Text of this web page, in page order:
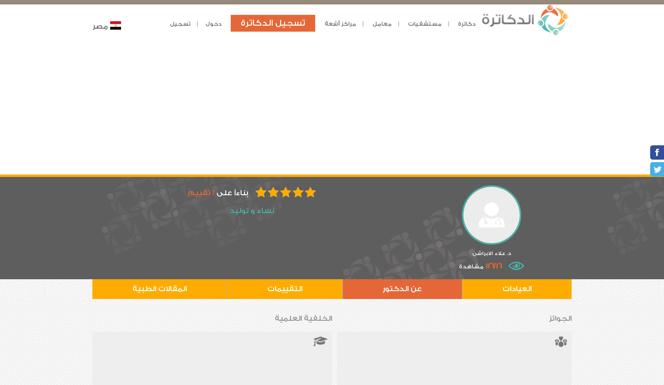
دكاترة مستشفيات معامل مراكز أشعة تسجيل الدكاترة دخول تسجيل مصر
د. علاء الابراشى
12716 مشاهدة
بناءاً على 1 تقييم
نساء و توليد
العيادات عن الدكتور التقييمات المقالات الطبية
الجوائز الخلفية العلمية